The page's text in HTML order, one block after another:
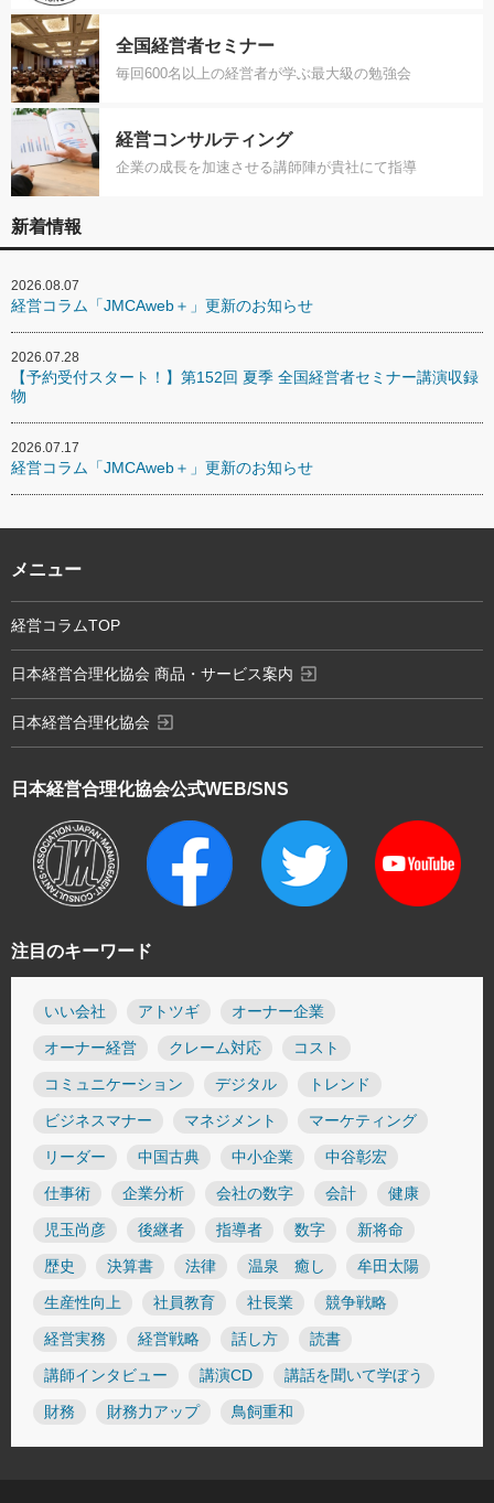
全国経営者セミナー
毎回600名以上の経営者が学ぶ最大級の勉強会
経営コンサルティング
企業の成長を加速させる講師陣が貴社にて指導
新着情報
2026.08.07
経営コラム「JMCAweb＋」更新のお知らせ
2026.07.28
【予約受付スタート！】第152回 夏季 全国経営者セミナー講演収録
物
2026.07.17
経営コラム「JMCAweb＋」更新のお知らせ
注目のキーワード
いい会社 アトツギ オーナー企業
オーナー経営 クレーム対応 コスト
コミュニケーション デジタル トレンド
ビジネスマナー マネジメント マーケティング
リーダー 中国古典 中小企業 中谷彰宏
仕事術 企業分析 会社の数字 会計 健康
児玉尚彦 後継者 指導者 数字 新将命
歴史 決算書 法律 温泉 癒し 牟田太陽
生産性向上 社員教育 社長業 競争戦略
経営実務 経営戦略 話し方 読書
講師インタビュー 講演CD 講話を聞いて学ぼう
財務 財務力アップ 鳥飼重和
日本経営合理化協会公式WEB/SNS
メニュー
経営コラムTOP
日本経営合理化協会 商品・サービス案内 exit_to_app
日本経営合理化協会 exit_to_app